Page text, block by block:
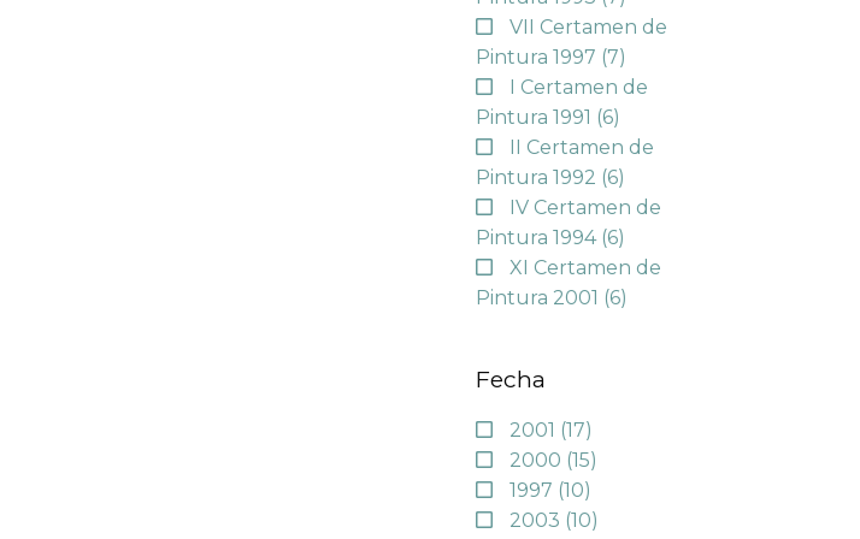
VII Certamen de
Pintura 1997 (7)
I Certamen de
Pintura 1991 (6)
II Certamen de
Pintura 1992 (6)
IV Certamen de
Pintura 1994 (6)
XI Certamen de
Pintura 2001 (6)
Fecha
2001 (17)
2000 (15)
1997 (10)
2003 (10)